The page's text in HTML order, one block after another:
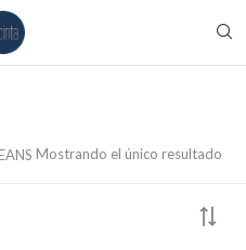
Mostrando el único resultado